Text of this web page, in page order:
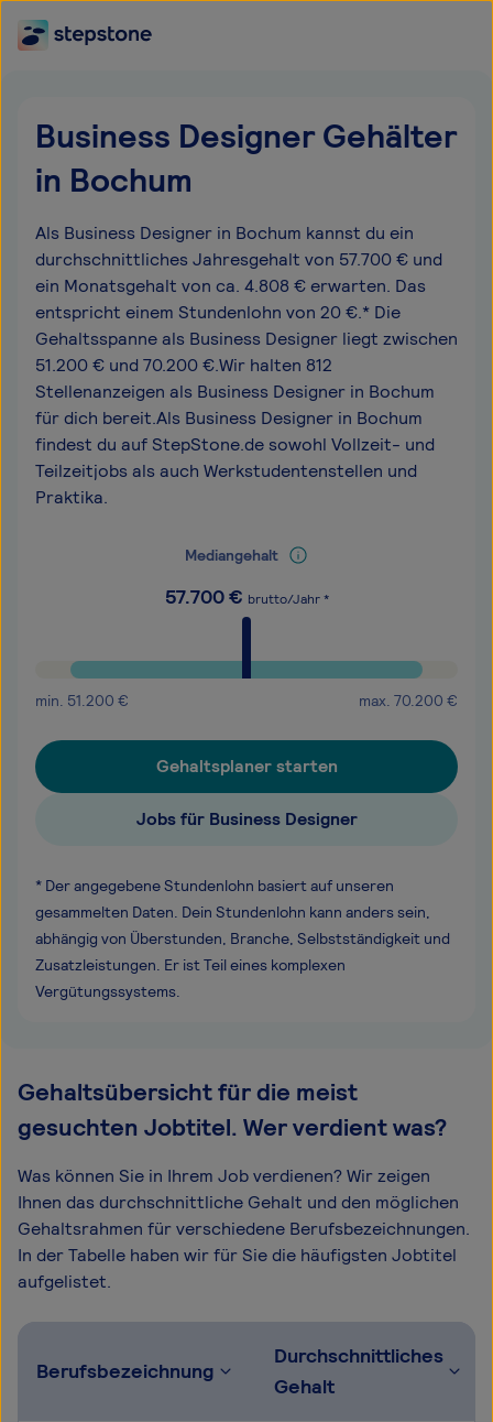
Business Designer Gehälter
in Bochum
Als Business Designer in Bochum kannst du ein
durchschnittliches Jahresgehalt von 57.700 € und
ein Monatsgehalt von ca. 4.808 € erwarten. Das
entspricht einem Stundenlohn von 20 €.* Die
Gehaltsspanne als Business Designer liegt zwischen
51.200 € und 70.200 €.Wir halten 812
Stellenanzeigen als Business Designer in Bochum
für dich bereit.Als Business Designer in Bochum
findest du auf StepStone.de sowohl Vollzeit- und
Teilzeitjobs als auch Werkstudentenstellen und
Praktika.
Mediangehalt
57.700€ brutto/Jahr *
min. 51.200 € max. 70.200 €
Gehaltsplaner starten
Jobs für Business Designer
* Der angegebene Stundenlohn basiert auf unseren
gesammelten Daten. Dein Stundenlohn kann anders sein,
abhängig von Überstunden, Branche, Selbstständigkeit und
Zusatzleistungen. Er ist Teil eines komplexen
Vergütungssystems.
Gehaltsübersicht für die meist
gesuchten Jobtitel. Wer verdient was?
Was können Sie in Ihrem Job verdienen? Wir zeigen
Ihnen das durchschnittliche Gehalt und den möglichen
Gehaltsrahmen für verschiedene Berufsbezeichnungen.
In der Tabelle haben wir für Sie die häufigsten Jobtitel
aufgelistet.
Berufsbezeichnung
Durchschnittliches
Gehalt